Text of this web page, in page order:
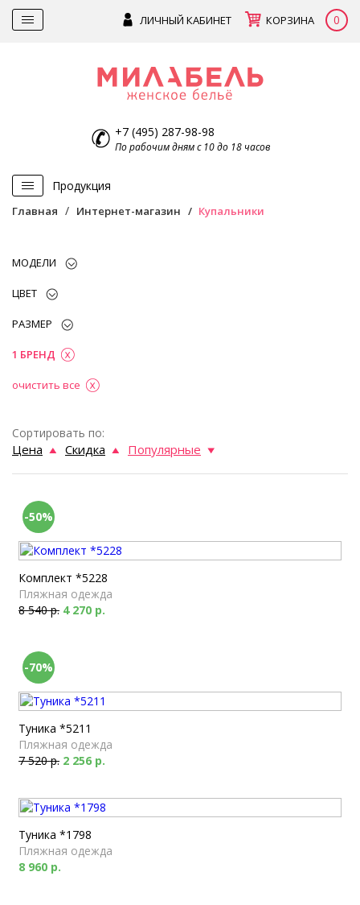
ЛИЧНЫЙ КАБИНЕТ КОРЗИНА 0
+7 (495) 287-98-98
По рабочим дням с 10 до 18 часов
Продукция
Главная Интернет-магазин Купальники
МОДЕЛИ
ЦВЕТ
РАЗМЕР
1 БРЕНД
очистить все
Сортировать по:
Цена Скидка Популярные
-50%
Комплект *5228
Пляжная одежда
8 540 р. 4 270 р.
-70%
Туника *5211
Пляжная одежда
7 520 р. 2 256 р.
Туника *1798
Пляжная одежда
8 960 р.